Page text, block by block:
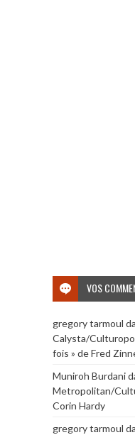
VOS
gregory tarmoul
Calysta/
fois » de Fred
Muniroh Burdani
Metropolitan/
Corin Hardy
gregory tarmoul